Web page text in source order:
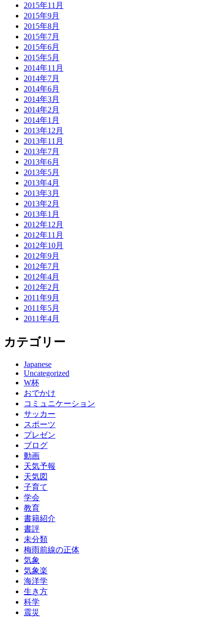
2015年11月
2015年9月
2015年8月
2015年7月
2015年6月
2015年5月
2014年11月
2014年7月
2014年6月
2014年3月
2014年2月
2014年1月
2013年12月
2013年11月
2013年7月
2013年6月
2013年5月
2013年4月
2013年3月
2013年2月
2013年1月
2012年12月
2012年11月
2012年10月
2012年9月
2012年7月
2012年4月
2012年2月
2011年9月
2011年5月
2011年4月
カテゴリー
Japanese
Uncategorized
W杯
おでかけ
コミュニケーション
サッカー
スポーツ
プレゼン
ブログ
動画
天気予報
天気図
子育て
学会
教育
書籍紹介
書評
未分類
梅雨前線の正体
気象
気象楽
海洋学
生き方
科学
震災